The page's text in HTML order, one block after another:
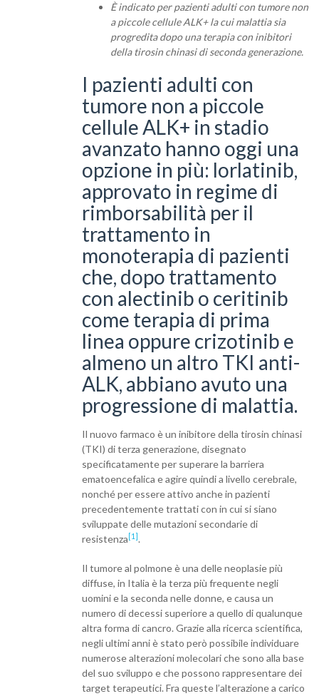
È indicato per pazienti adulti con tumore non
a piccole cellule ALK+ la cui malattia sia
progredita dopo una terapia con inibitori
della tirosin chinasi di seconda generazione.
I pazienti adulti con
tumore non a piccole
cellule ALK+ in stadio
avanzato hanno oggi una
opzione in più: lorlatinib,
approvato in regime di
rimborsabilità per il
trattamento in
monoterapia di pazienti
che, dopo trattamento
con alectinib o ceritinib
come terapia di prima
linea oppure crizotinib e
almeno un altro TKI anti-
ALK, abbiano avuto una
progressione di malattia.
Il nuovo farmaco è un inibitore della tirosin chinasi
(TKI) di terza generazione, disegnato
specificatamente per superare la barriera
ematoencefalica e agire quindi a livello cerebrale,
nonché per essere attivo anche in pazienti
precedentemente trattati con in cui si siano
sviluppate delle mutazioni secondarie di
resistenza [1].
Il tumore al polmone è una delle neoplasie più
diffuse, in Italia è la terza più frequente negli
uomini e la seconda nelle donne, e causa un
numero di decessi superiore a quello di qualunque
altra forma di cancro. Grazie alla ricerca scientifica,
negli ultimi anni è stato però possibile individuare
numerose alterazioni molecolari che sono alla base
del suo sviluppo e che possono rappresentare dei
target terapeutici. Fra queste l’alterazione a carico